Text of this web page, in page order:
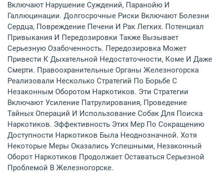
Включают Нарушение Суждений, Паранойю И
Галлюцинации. Долгосрочные Риски Включают Болезни
Сердца, Повреждение Печени И Рак Легких. Потенциал
Привыкания И Передозировки Также Вызывает
Серьезную Озабоченность. Передозировка Может
Привести К Дыхательной Недостаточности, Коме И Даже
Смерти. Правоохранительные Органы Железногорска
Реализовали Несколько Стратегий По Борьбе С
Незаконным Оборотом Наркотиков. Эти Стратегии
Включают Усиление Патрулирования, Проведение
Тайных Операций И Использование Собак Для Поиска
Наркотиков. Эффективность Этих Мер По Сокращению
Доступности Наркотиков Была Неоднозначной. Хотя
Некоторые Меры Оказались Успешными, Незаконный
Оборот Наркотиков Продолжает Оставаться Серьезной
Проблемой В Железногорске.